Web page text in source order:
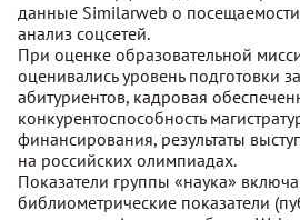
данные Similarweb о посещаемости
анализ соцсетей.
При оценке образовательной
оценивались уровень подготовки
абитуриентов, кадровая
конкурентоспособность
финансирования, результаты
на российских олимпиадах.
Показатели группы «наука»
библиометрические показатели